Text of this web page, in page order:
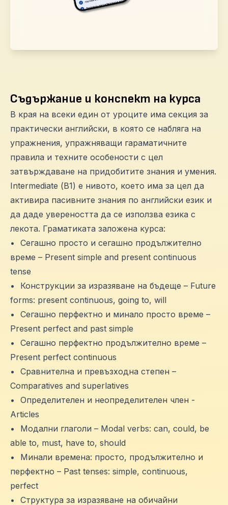
Съдържание и конспект на курса
В края на всеки един от уроците има секция за
практически английски, в която се набляга на
упражнения, упражняващи гараматичните
правила и техните особености с цел
затвърждаване на придобитите знания и умения.
Intermediate (В1) е нивото, което има за цел да
активира пасивните знания по английски език и
да даде увереността да се използва езика с
лекота. Граматиката заложена курса:
•
Сегашно просто и сегашно продължително
време – Present simple and present continuous
tense
•
Конструкции за изразяване на бъдеще – Future
forms: present continuous, going to, will
•
Сегашно перфектно и минало просто време –
Present perfect and past simple
•
Сегашно перфектно продължително време –
Present perfect continuous
•
Сравнителна и превъзходна степен –
Comparatives and superlatives
•
Определителен и неопределителен член -
Articles
•
Модални глаголи – Modal verbs: can, could, be
able to, must, have to, should
•
Минали времена: просто, продължително и
перфектно – Past tenses: simple, continuous,
perfect
•
Структура за изразяване на обичайни